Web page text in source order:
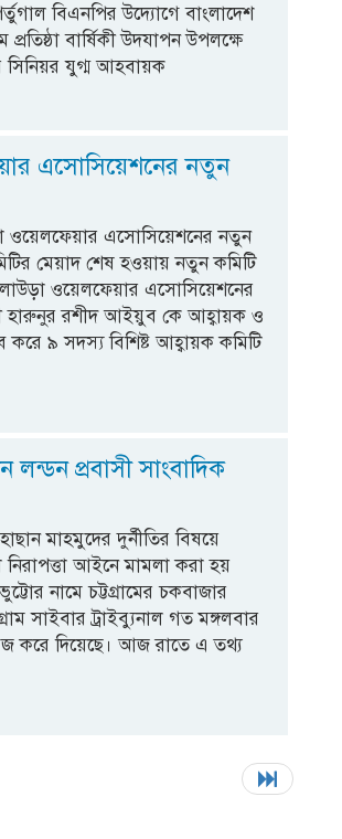
বিএনপির উদ্যোগে বাংলাদেশ
বার্ষিকী উদযাপন উপলক্ষে
যুগ্ম আহবায়ক
এসোসিয়েশনের নতুন
ওয়েলফেয়ার এসোসিয়েশনের নতুন
মেয়াদ শেষ হওয়ায় নতুন কমিটি
ওয়েলফেয়ার এসোসিয়েশনের
হারুনুর রশীদ আইয়ুব কে আহ্বায়ক ও
৯ সদস্য বিশিষ্ট আহ্বায়ক কমিটি
লন্ডন প্রবাসী সাংবাদিক
মাহমুদের দুর্নীতির বিষয়ে
নিরাপত্তা আইনে মামলা করা হয়
নামে চট্টগ্রামের চকবাজার
সাইবার ট্রাইব্যুনাল গত মঙ্গলবার
করে দিয়েছে। আজ রাতে এ তথ্য